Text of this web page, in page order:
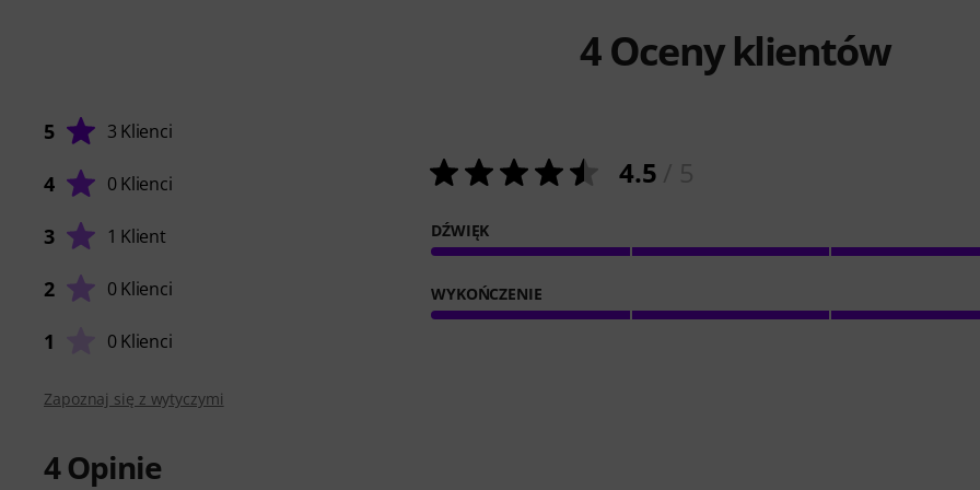
4Oceny klientów
5 3 Klienci
4 0 Klienci
3 1 Klient
2 0 Klienci
1 0 Klienci
4.5
DŹWIĘK
WYKOŃCZENIE
Zapoznaj się z wytyczymi
4Opinie